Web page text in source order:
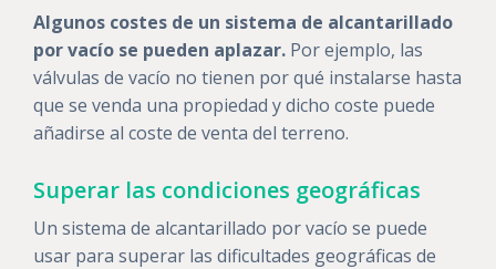
Algunos costes de un sistema de alcantarillado
por vacío se pueden aplazar. Por ejemplo, las
válvulas de vacío no tienen por qué instalarse hasta
que se venda una propiedad y dicho coste puede
añadirse al coste de venta del terreno.
Superar las condiciones geográficas
Un sistema de alcantarillado por vacío se puede
usar para superar las dificultades geográficas de